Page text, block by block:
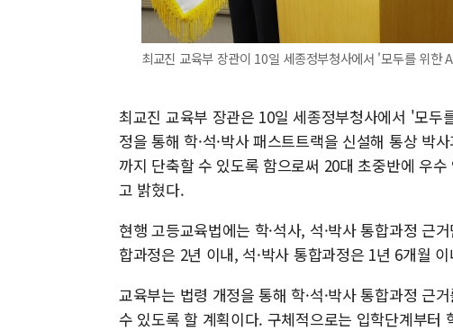
최교진 교육부 장관이 10일 세종정부청사에서 '모두를 위
최교진 교육부 장관은 10일 세종정부청사에서 '모
정을 통해 학·석·박사 패스트트랙을 신설해 통상 박
까지 단축할 수 있도록 함으로써 20대 초중반에 우
고 밝혔다.
현행 고등교육법에는 학·석사, 석·박사 통합과정 근
합과정은 2년 이내, 석·박사 통합과정은 1년 6개월
교육부는 법령 개정을 통해 학·석·박사 통합과정 근
수 있도록 할 계획이다. 구체적으로는 입학단계부터